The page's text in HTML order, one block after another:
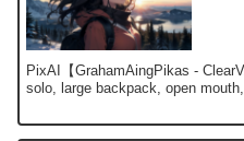
PixAI【GrahamAingPikas -
solo, large backpack, open